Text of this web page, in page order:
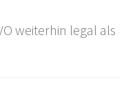
weiterhin legal als